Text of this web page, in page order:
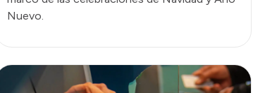
Nuevo.